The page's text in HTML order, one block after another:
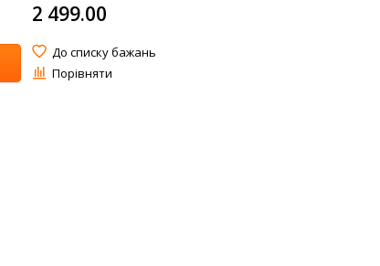
2 499.00
До списку бажань
Порівняти